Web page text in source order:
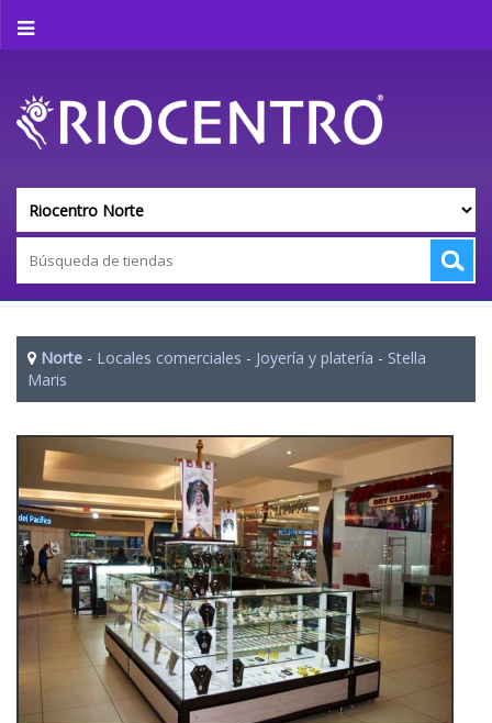
Norte - Locales comerciales - Joyería y platería - Stella
Maris